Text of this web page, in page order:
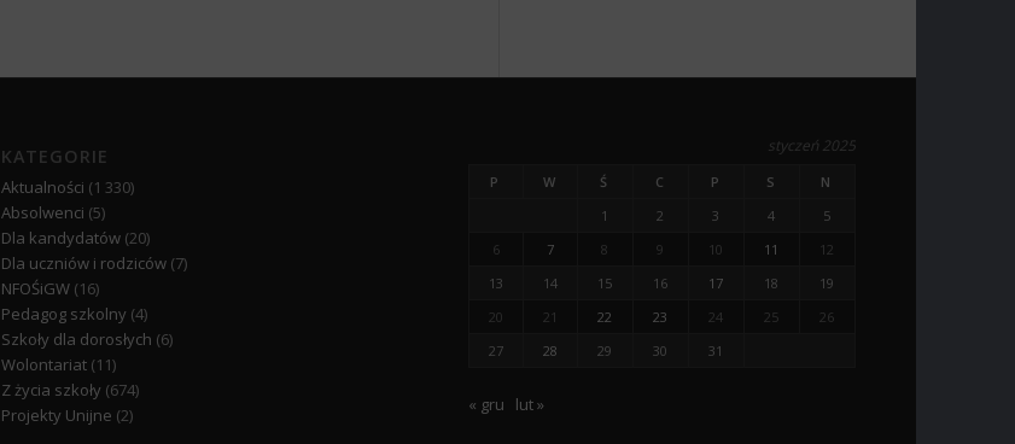
KATEGORIE
Aktualności (1 330)
Absolwenci (5)
Dla kandydatów(20)
Dla uczniów i rodziców(7)
NFOŚiGW(16)
Pedagog szkolny (4)
Szkoły dla dorosłych (6)
Wolontariat(11)
Z życia szkoły (674)
Projekty Unijne (2)
styczeń 2025
P W Ś C P S
N
1
2 3 4
5
6
7 8 9 10 11
12
13
14 15 16 17 18
19
20
21 22 23 24 25
26
27
28 29 30 31
« gru lut »